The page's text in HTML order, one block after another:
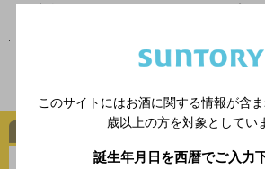
は牛肉とニラをお好みのタイミングで入
ハイボールに合う定番レシピ
このサイトにはお酒に関する情報が含ま
歳以上の方を対象としてい
誕生年月日を西暦でご入力